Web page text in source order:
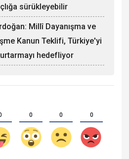
sürükleyebilir
Millî Dayanışma ve
Kanun Teklifi, Türkiye'yi
hedefliyor
0 0 0